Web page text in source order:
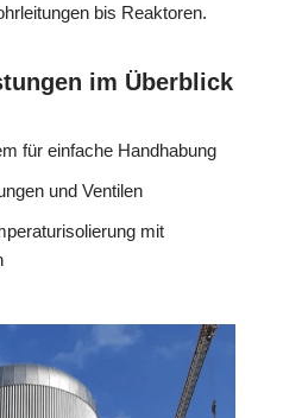
bis Reaktoren.
im Überblick
für einfache Handhabung
und Ventilen
mit